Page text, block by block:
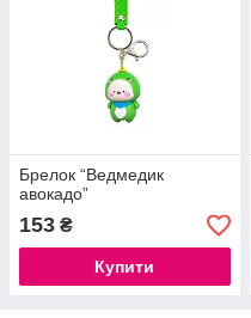
Брелок “Ведмедик
авокадо”
153 ₴
Купити